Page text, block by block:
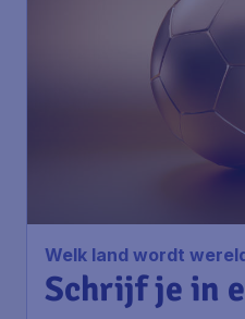
Welk land wordt
Schrijf je in